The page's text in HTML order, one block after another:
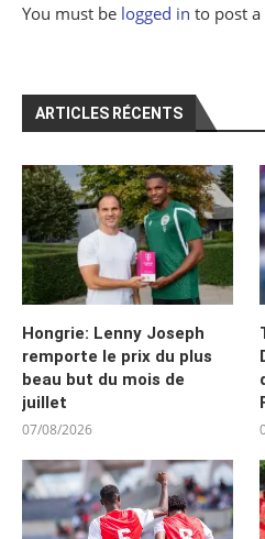
You must be logged in to post
ARTICLES RÉCENTS
Hongrie: Lenny Joseph
remporte le prix du plus
beau but du mois de
juillet
07/08/2026